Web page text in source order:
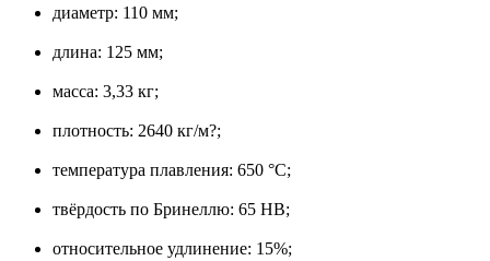
диаметр: 110 мм;
длина: 125 мм;
масса: 3,33 кг;
плотность: 2640 кг/м?;
температура плавления: 650 °C;
твёрдость по Бринеллю: 65 HB;
относительное удлинение: 15%;